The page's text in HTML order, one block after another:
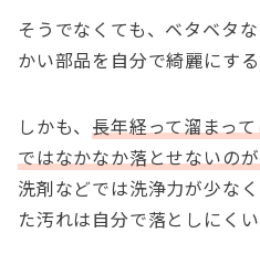
そうでなくても、ベタベタ
かい部品を自分で綺麗にす
しかも、長年経って溜まっ
ではなかなか落とせないの
洗剤などでは洗浄力が少な
た汚れは自分で落としにくい